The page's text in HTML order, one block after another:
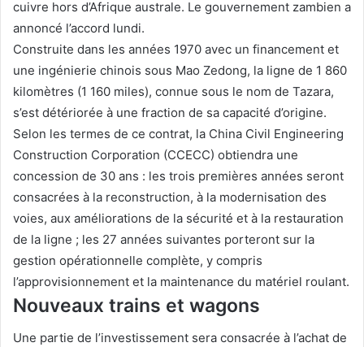
cuivre hors d’Afrique australe. Le gouvernement zambien a
annoncé l’accord lundi.
Construite dans les années 1970 avec un financement et
une ingénierie chinois sous Mao Zedong, la ligne de 1 860
kilomètres (1 160 miles), connue sous le nom de Tazara,
s’est détériorée à une fraction de sa capacité d’origine.
Selon les termes de ce contrat, la China Civil Engineering
Construction Corporation (CCECC) obtiendra une
concession de 30 ans : les trois premières années seront
consacrées à la reconstruction, à la modernisation des
voies, aux améliorations de la sécurité et à la restauration
de la ligne ; les 27 années suivantes porteront sur la
gestion opérationnelle complète, y compris
l’approvisionnement et la maintenance du matériel roulant.
Nouveaux trains et wagons
Une partie de l’investissement sera consacrée à l’achat de